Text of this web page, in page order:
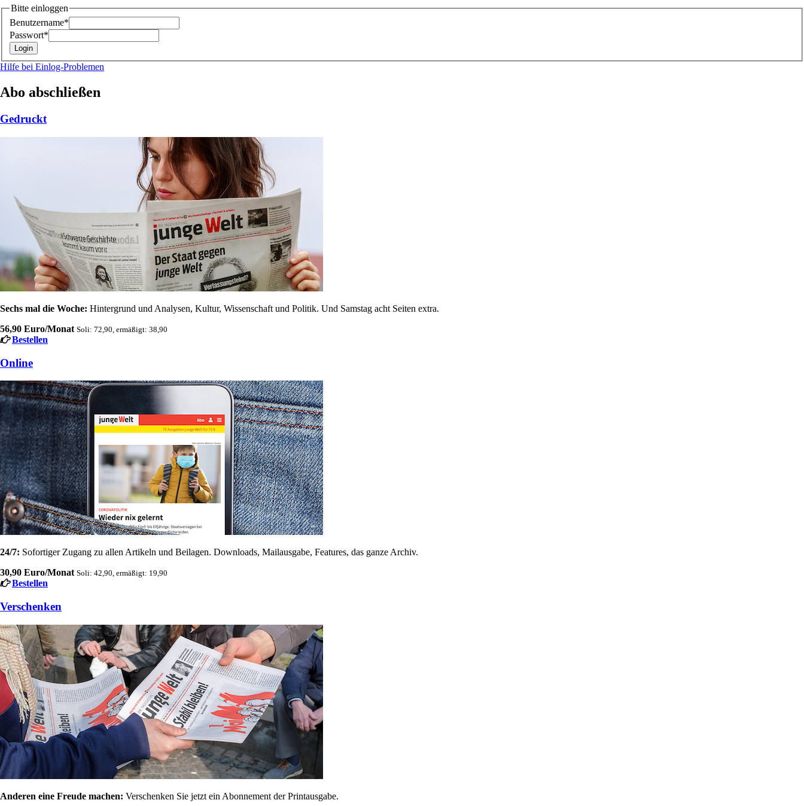
Bitte einloggen
Benutzername*
Passwort*
Hilfe bei Einlog-Problemen
Abo abschließen
Gedruckt
Sechs mal die Woche: Hintergrund und Analysen, Kultur, Wissenschaft und Politik. Und Samstag acht Seiten extra.
56,90 Euro/Monat Soli: 72,90, ermäßigt: 38,90
Bestellen
Online
24/7: Sofortiger Zugang zu allen Artikeln und Beilagen. Downloads, Mailausgabe, Features, das ganze Archiv.
30,90 Euro/Monat Soli: 42,90, ermäßigt: 19,90
Bestellen
Verschenken
Anderen eine Freude machen: Verschenken Sie jetzt ein Abonnement der Printausgabe.